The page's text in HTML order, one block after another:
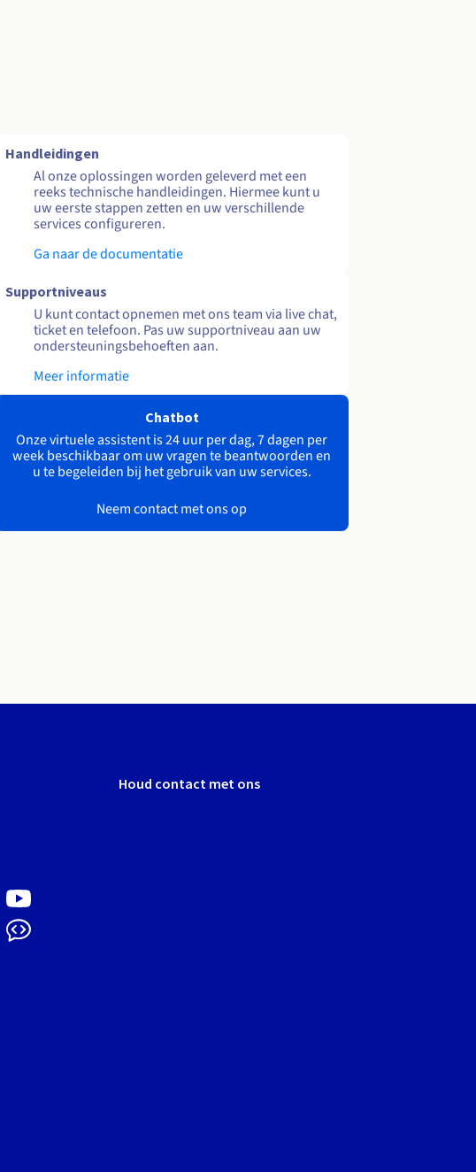
Handleidingen
Al onze oplossingen worden geleverd met een
reeks technische handleidingen. Hiermee kunt u
uw eerste stappen zetten en uw verschillende
services configureren.
Ga naar de documentatie
Supportniveaus
U kunt contact opnemen met ons team via live chat,
ticket en telefoon. Pas uw supportniveau aan uw
ondersteuningsbehoeften aan.
Meer informatie
Chatbot
Onze virtuele assistent is 24 uur per dag, 7 dagen per
week beschikbaar om uw vragen te beantwoorden en
u te begeleiden bij het gebruik van uw services.
Neem contact met ons op
Houd contact met ons